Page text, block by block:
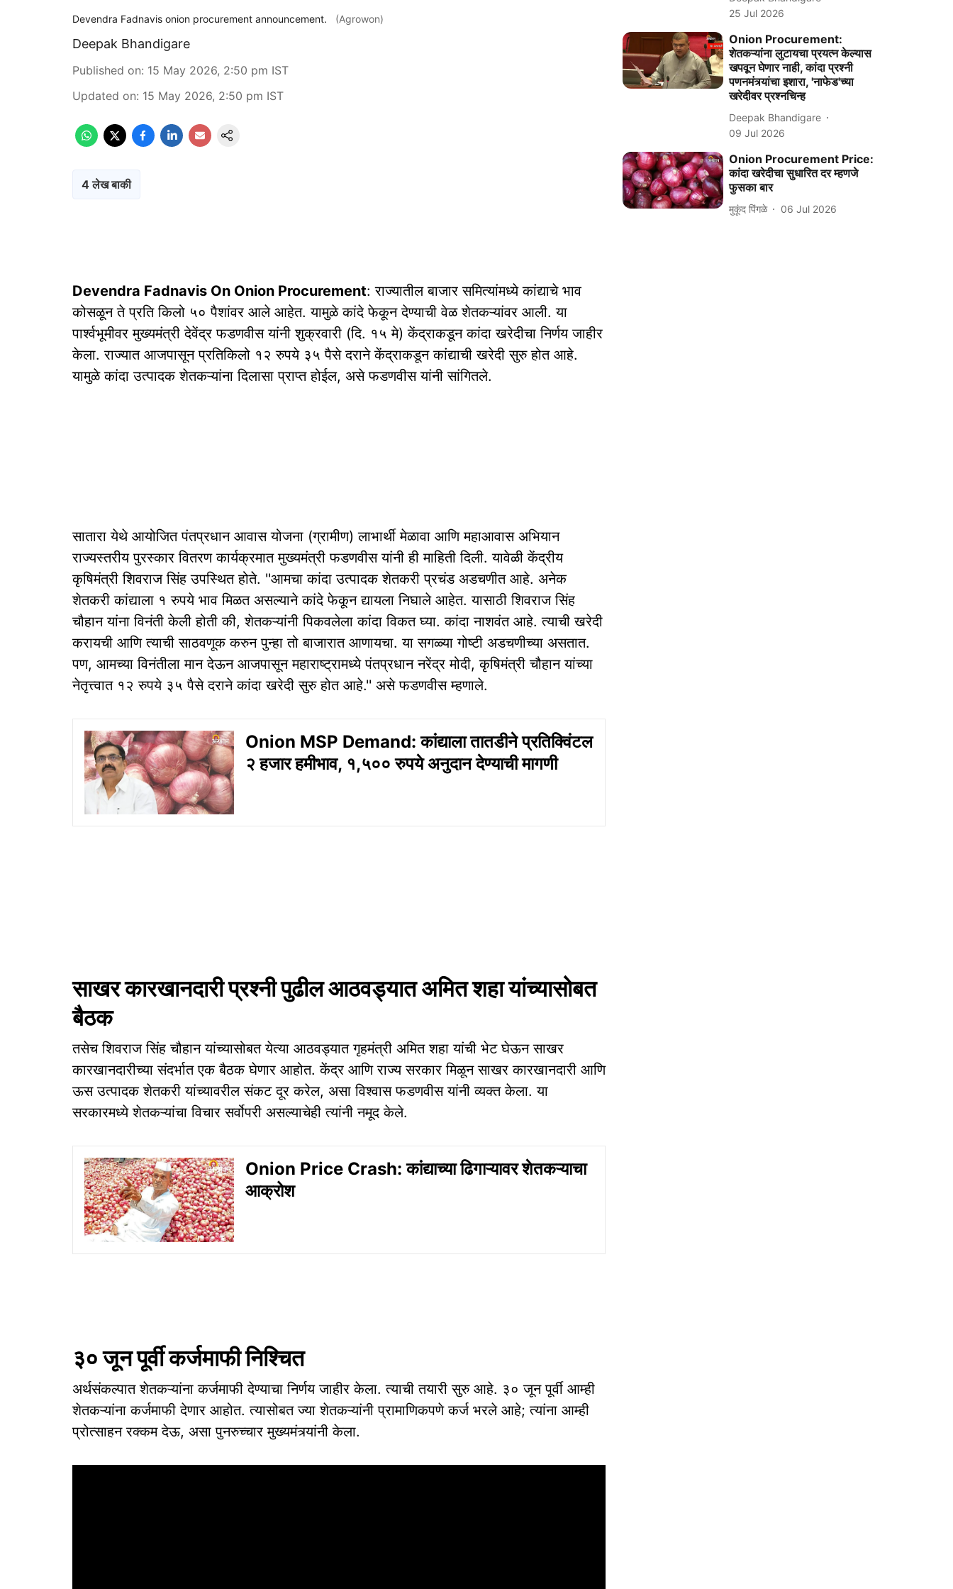
Devendra Fadnavis onion procurement announcement. (Agrowon)
Deepak Bhandigare
Published on: 15 May 2026, 2:50 pm IST
Updated on: 15 May 2026, 2:50 pm IST
4 लेख बाकी
Devendra Fadnavis On Onion Procurement: राज्यातील बाजार समित्यांमध्ये कांद्याचे भाव
कोसळून ते प्रति किलो ५० पैशांवर आले आहेत. यामुळे कांदे फेकून देण्याची वेळ शेतकऱ्यांवर आली. या
पार्श्वभूमीवर मुख्यमंत्री देवेंद्र फडणवीस यांनी शुक्रवारी (दि. १५ मे) केंद्राकडून कांदा खरेदीचा निर्णय जाहीर
केला. राज्यात आजपासून प्रतिकिलो १२ रुपये ३५ पैसे दराने केंद्राकडून कांद्याची खरेदी सुरु होत आहे.
यामुळे कांदा उत्पादक शेतकऱ्यांना दिलासा प्राप्त होईल, असे फडणवीस यांनी सांगितले.
सातारा येथे आयोजित पंतप्रधान आवास योजना (ग्रामीण) लाभार्थी मेळावा आणि महाआवास अभियान
राज्यस्तरीय पुरस्कार वितरण कार्यक्रमात मुख्यमंत्री फडणवीस यांनी ही माहिती दिली. यावेळी केंद्रीय
कृषिमंत्री शिवराज सिंह उपस्थित होते. ''आमचा कांदा उत्पादक शेतकरी प्रचंड अडचणीत आहे. अनेक
शेतकरी कांद्याला १ रुपये भाव मिळत असल्याने कांदे फेकून द्यायला निघाले आहेत. यासाठी शिवराज सिंह
चौहान यांना विनंती केली होती की, शेतकऱ्यांनी पिकवलेला कांदा विकत घ्या. कांदा नाशवंत आहे. त्याची खरेदी
करायची आणि त्याची साठवणूक करुन पुन्हा तो बाजारात आणायचा. या सगळ्या गोष्टी अडचणीच्या असतात.
पण, आमच्या विनंतीला मान देऊन आजपासून महाराष्ट्रामध्ये पंतप्रधान नरेंद्र मोदी, कृषिमंत्री चौहान यांच्या
नेतृत्त्वात १२ रुपये ३५ पैसे दराने कांदा खरेदी सुरु होत आहे.'' असे फडणवीस म्हणाले.
Onion MSP Demand: कांद्याला तातडीने प्रतिक्विंटल
२ हजार हमीभाव, १,५०० रुपये अनुदान देण्याची मागणी
साखर कारखानदारी प्रश्नी पुढील आठवड्यात अमित शहा यांच्यासोबत
बैठक
तसेच शिवराज सिंह चौहान यांच्यासोबत येत्या आठवड्यात गृहमंत्री अमित शहा यांची भेट घेऊन साखर
कारखानदारीच्या संदर्भात एक बैठक घेणार आहोत. केंद्र आणि राज्य सरकार मिळून साखर कारखानदारी आणि
ऊस उत्पादक शेतकरी यांच्यावरील संकट दूर करेल, असा विश्वास फडणवीस यांनी व्यक्त केला. या
सरकारमध्ये शेतकऱ्यांचा विचार सर्वोपरी असल्याचेही त्यांनी नमूद केले.
Onion Price Crash: कांद्याच्या ढिगाऱ्यावर शेतकऱ्याचा
आक्रोश
३० जून पूर्वी कर्जमाफी निश्चित
अर्थसंकल्पात शेतकऱ्यांना कर्जमाफी देण्याचा निर्णय जाहीर केला. त्याची तयारी सुरु आहे. ३० जून पूर्वी आम्ही
शेतकऱ्यांना कर्जमाफी देणार आहोत. त्यासोबत ज्या शेतकऱ्यांनी प्रामाणिकपणे कर्ज भरले आहे; त्यांना आम्ही
प्रोत्साहन रक्कम देऊ, असा पुनरुच्चार मुख्यमंत्र्यांनी केला.
25 Jul 2026
Onion Procurement:
शेतकऱ्यांना लुटायचा प्रयत्न केल्यास
खपवून घेणार नाही, कांदा प्रश्नी
पणनमंत्र्यांचा इशारा, 'नाफेड'च्या
खरेदीवर प्रश्नचिन्ह
Deepak Bhandigare
09 Jul 2026
Onion Procurement Price:
कांदा खरेदीचा सुधारित दर म्हणजे
फुसका बार
मुकूंद पिंगळे 06 Jul 2026